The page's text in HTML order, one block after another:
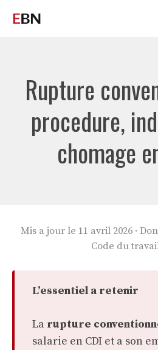
Rupture
procedure,
chomage
Mis a jour le 11 avril 2026 ·
Code du
L’essentiel a retenir
La rupture
salarie en CDI et a son